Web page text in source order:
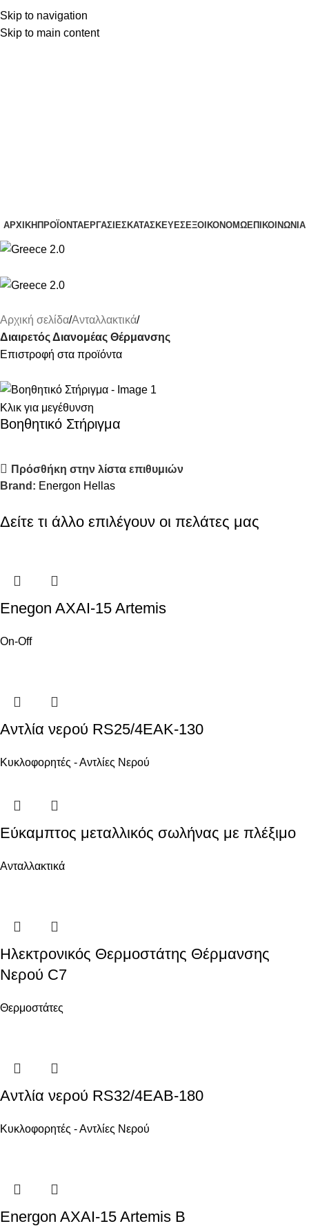
Skip to navigation
Skip to main content
(+30) 22210 22370
ΑΡΧΙΚΉ ΠΡΟΪΌΝΤΑΕΡΓΑΣΊΕΣΚΑΤΑΣΚΕΥΈΣΕΞΟΙΚΟΝΟΜΏΕΠΙΚΟΙΝΩΝΊΑ
Αρχική σελίδα Ανταλλακτικά
Διαιρετός Διανομέας Θέρμανσης
Επιστροφή στα προϊόντα
Κλικ για μεγέθυνση
Βοηθητικό Στήριγμα
Πρόσθήκη στην λίστα επιθυμιών
Brand: Energon Hellas
Δείτε τι άλλο επιλέγουν οι πελάτες μας
Enegon AXAI-15 Artemis
On-Off
Αντλία νερού RS25/4EAK-130
Κυκλοφορητές - Αντλίες Νερού
Εύκαμπτος μεταλλικός σωλήνας με πλέξιμο
Ανταλλακτικά
Ηλεκτρονικός Θερμοστάτης Θέρμανσης
Νερού C7
Θερμοστάτες
Αντλία νερού RS32/4EAB-180
Κυκλοφορητές - Αντλίες Νερού
Energon AXAI-15 Artemis B